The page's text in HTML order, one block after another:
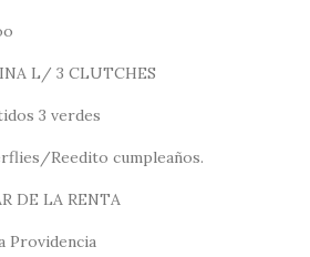
L/ 3 CLUTCHES
3 verdes
Reedito cumpleaños.
DE LA RENTA
Providencia